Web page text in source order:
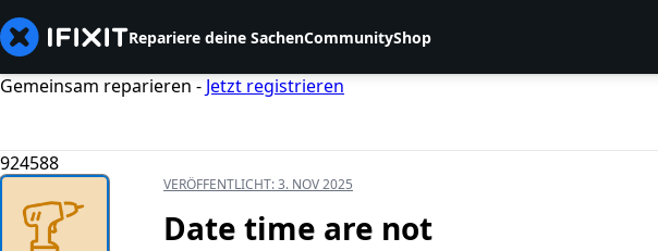
Repariere deine SachenCommunityShop
Gemeinsam reparieren - Jetzt registrieren
924588
VERÖFFENTLICHT:3. NOV 2025
Date time are not